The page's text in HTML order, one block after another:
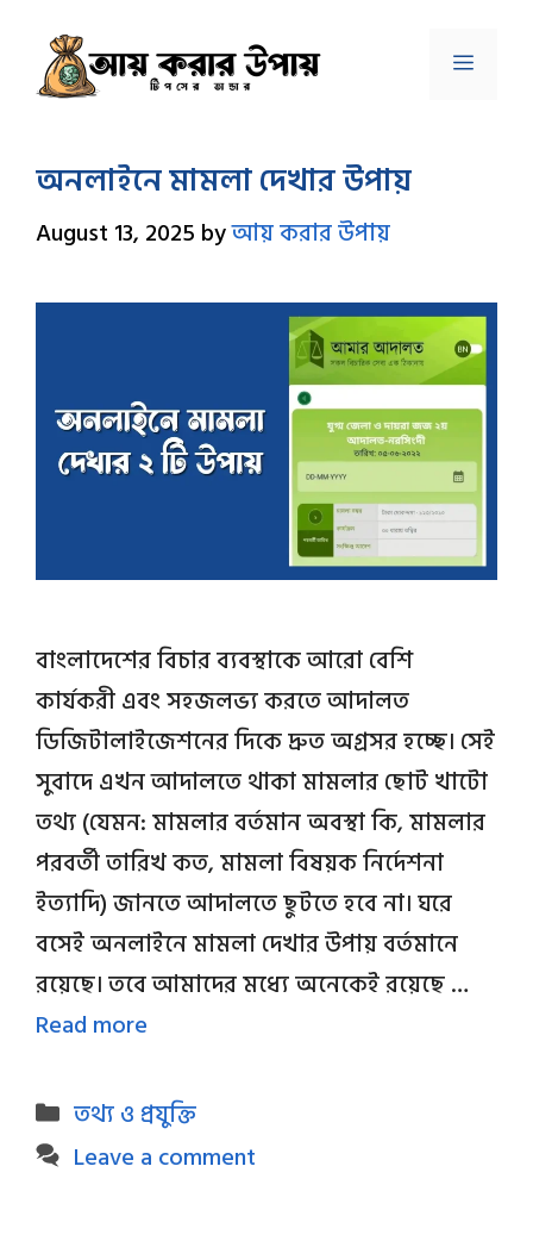
content
Menu
অনলাইনে মামলা দেখার উপায়
August 13, 2025 byআয় করার উপায়
বাংলাদেশের বিচার ব্যবস্থাকে আরো বেশি
কার্যকরী এবং সহজলভ্য করতে আদালত
ডিজিটালাইজেশনের দিকে দ্রুত অগ্রসর হচ্ছে। সেই
সুবাদে এখন আদালতে থাকা মামলার ছোট খাটো
তথ্য (যেমন: মামলার বর্তমান অবস্থা কি, মামলার
পরবর্তী তারিখ কত, মামলা বিষয়ক নির্দেশনা
ইত্যাদি) জানতে আদালতে ছুটতে হবে না। ঘরে
বসেই অনলাইনে মামলা দেখার উপায় বর্তমানে
রয়েছে। তবে আমাদের মধ্যে অনেকেই রয়েছে …
Read more
Categories
তথ্য ও প্রযুক্তি
Leave a comment